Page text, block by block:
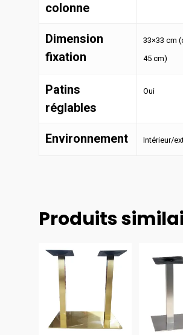
colonne
Dimension
fixation
33×33 cm
45 cm)
Patins
réglables
Oui
Environnement Intérieur/
Produits